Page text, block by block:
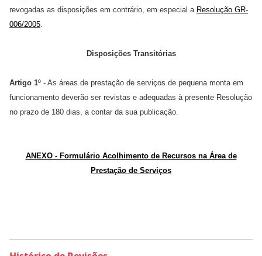
revogadas as disposições em contrário, em especial a Resolução GR-
006/2005.
Disposições Transitórias
Artigo 1º - As áreas de prestação de serviços de pequena monta em
funcionamento deverão ser revistas e adequadas à presente Resolução
no prazo de 180 dias, a contar da sua publicação.
ANEXO - Formulário Acolhimento de Recursos na Área de
Prestação de Serviços